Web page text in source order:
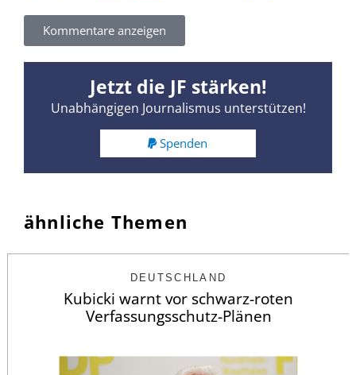
Kommentare anzeigen
Jetzt die JF stärken!
Unabhängigen Journalismus unterstützen!
Spenden
ähnliche Themen
DEUTSCHLAND
Kubicki warnt vor schwarz-roten
Verfassungsschutz-Plänen